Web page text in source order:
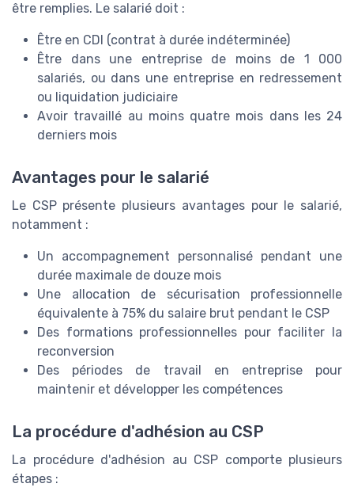
être remplies. Le salarié doit :
Être en CDI (contrat à durée indéterminée)
Être dans une entreprise de moins de 1 000
salariés, ou dans une entreprise en redressement
ou liquidation judiciaire
Avoir travaillé au moins quatre mois dans les 24
derniers mois
Avantages pour le salarié
Le CSP présente plusieurs avantages pour le salarié,
notamment :
Un accompagnement personnalisé pendant une
durée maximale de douze mois
Une allocation de sécurisation professionnelle
équivalente à 75% du salaire brut pendant le CSP
Des formations professionnelles pour faciliter la
reconversion
Des périodes de travail en entreprise pour
maintenir et développer les compétences
La procédure d'adhésion au CSP
La procédure d'adhésion au CSP comporte plusieurs
étapes :